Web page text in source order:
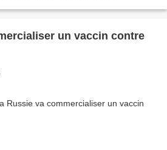
un vaccin contre